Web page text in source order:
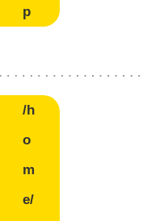
p
/h
o
m
e/